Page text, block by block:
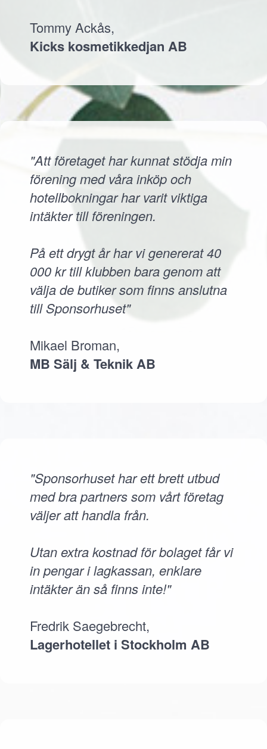
Tommy Ackås,
Kicks kosmetikkedjan AB
"Att företaget har kunnat stödja min
förening med våra inköp och
hotellbokningar har varit viktiga
intäkter till föreningen.
På ett drygt år har vi genererat 40
000 kr till klubben bara genom att
välja de butiker som finns anslutna
till Sponsorhuset"
Mikael Broman,
MB Sälj & Teknik AB
"Sponsorhuset har ett brett utbud
med bra partners som vårt företag
väljer att handla från.
Utan extra kostnad för bolaget får vi
in pengar i lagkassan, enklare
intäkter än så finns inte!"
Fredrik Saegebrecht,
Lagerhotellet i Stockholm AB